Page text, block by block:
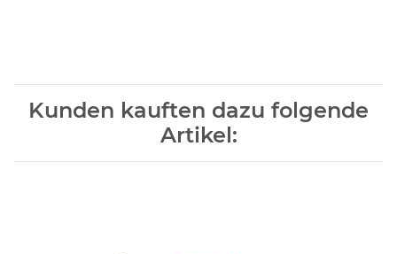
Kunden kauften dazu folgende
Artikel: